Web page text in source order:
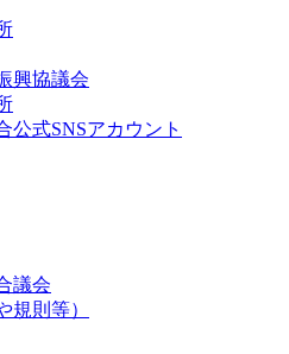
興協議会
公式SNSアカウント
議会
規則等）